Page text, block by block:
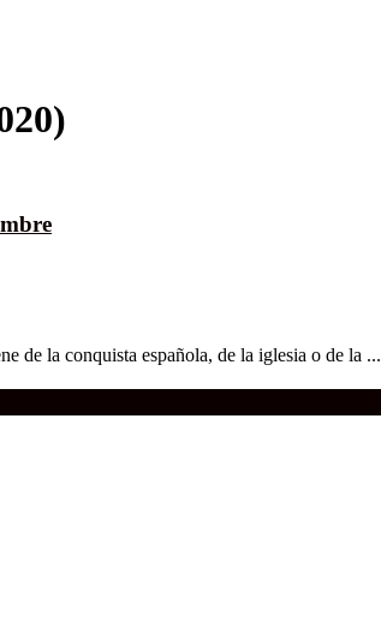
de la conquista española, de la iglesia o de la ...